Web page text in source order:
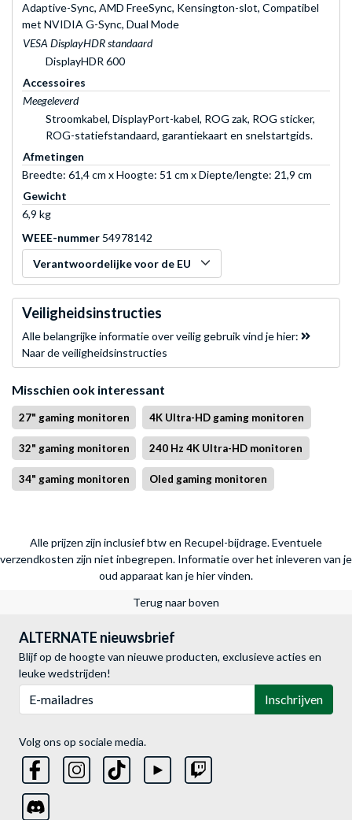
Adaptive-Sync, AMD FreeSync, Kensington-slot, Compatibel
met NVIDIA G-Sync, Dual Mode
VESA DisplayHDR standaard
DisplayHDR 600
Accessoires
Meegeleverd
Stroomkabel, DisplayPort-kabel, ROG zak, ROG sticker,
ROG-statiefstandaard, garantiekaart en snelstartgids.
Afmetingen
Breedte: 61,4 cm x Hoogte: 51 cm x Diepte/lengte: 21,9 cm
Gewicht
6,9 kg
WEEE-nummer 54978142
Verantwoordelijke voor de EU
Veiligheidsinstructies
Alle belangrijke informatie over veilig gebruik vind je hier:
Naar de veiligheidsinstructies
Misschien ook interessant
27" gaming monitoren 4K Ultra-HD gaming monitoren
32" gaming monitoren 240 Hz 4K Ultra-HD monitoren
34" gaming monitoren Oled gaming monitoren
Alle prijzen zijn inclusief btw en Recupel-bijdrage. Eventuele
verzendkosten zijn niet inbegrepen. Informatie over het inleveren van je
oud apparaat kan je hier vinden.
Terug naar boven
ALTERNATE nieuwsbrief
Blijf op de hoogte van nieuwe producten, exclusieve acties en
leuke wedstrijden!
Inschrijven
Volg ons op sociale media.